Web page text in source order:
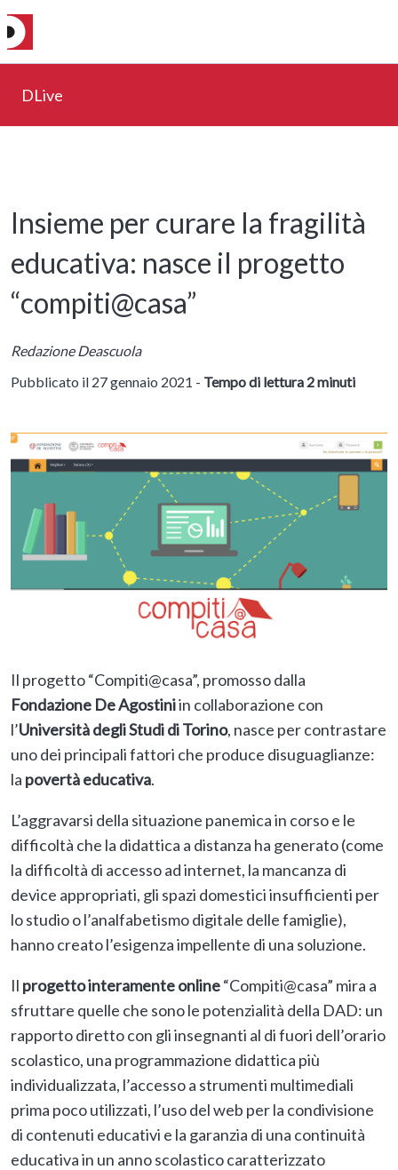
DLive
Insieme per curare la fragilità
educativa: nasce il progetto
“compiti@casa”
Redazione Deascuola
Pubblicato il 27 gennaio 2021 - Tempo di lettura 2 minuti
Il progetto “Compiti@casa”, promosso dalla
Fondazione De Agostiniin collaborazione con
l’Università degli Studi di Torino, nasce per contrastare
uno dei principali fattori che produce disuguaglianze:
la povertà educativa.
L’aggravarsi della situazione panemica in corso e le
difficoltà che la didattica a distanza ha generato (come
la difficoltà di accesso ad internet, la mancanza di
device appropriati, gli spazi domestici insufficienti per
lo studio o l’analfabetismo digitale delle famiglie),
hanno creato l’esigenza impellente di una soluzione.
Il progetto interamente online“Compiti@casa” mira a
sfruttare quelle che sono le potenzialità della DAD: un
rapporto diretto con gli insegnanti al di fuori dell’orario
scolastico, una programmazione didattica più
individualizzata, l’accesso a strumenti multimediali
prima poco utilizzati, l’uso del web per la condivisione
di contenuti educativi e la garanzia di una continuità
educativa in un anno scolastico caratterizzato